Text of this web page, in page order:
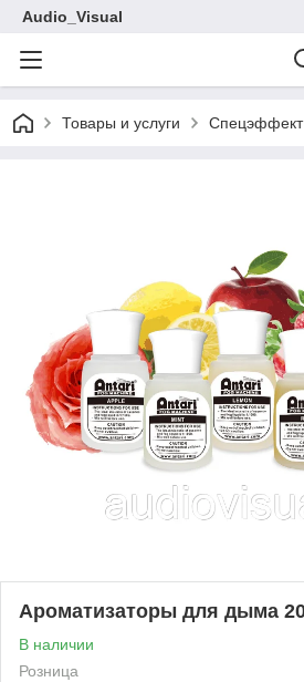
Audio_Visual
Товары и услуги Спецэффект
Ароматизаторы для дыма
В наличии
Розница